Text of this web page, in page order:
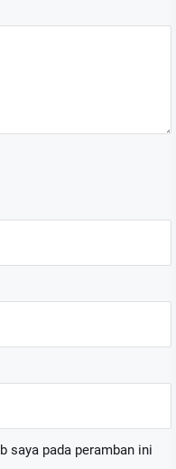
saya pada peramban ini